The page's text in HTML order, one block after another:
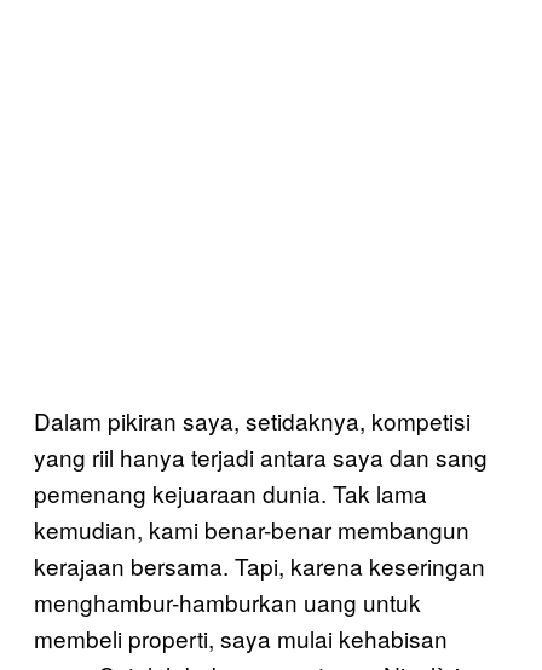
Dalam pikiran saya, setidaknya, kompetisi
yang riil hanya terjadi antara saya dan sang
pemenang kejuaraan dunia. Tak lama
kemudian, kami benar-benar membangun
kerajaan bersama. Tapi, karena keseringan
menghambur-hamburkan uang untuk
membeli properti, saya mulai kehabisan